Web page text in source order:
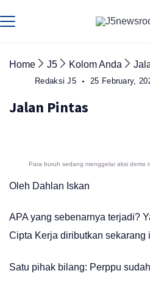
to
Home J5 Kolom Anda
Redaksi J5 25 February,
Jalan Pintas
Para buruh sedang menggelar aksi demo
Oleh Dahlan Iskan
APA yang sebenarnya terjadi?
Cipta Kerja diributkan sekarang
Satu pihak bilang: Perppu